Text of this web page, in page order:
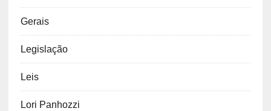
Gerais
Legislação
Leis
Lori Panhozzi